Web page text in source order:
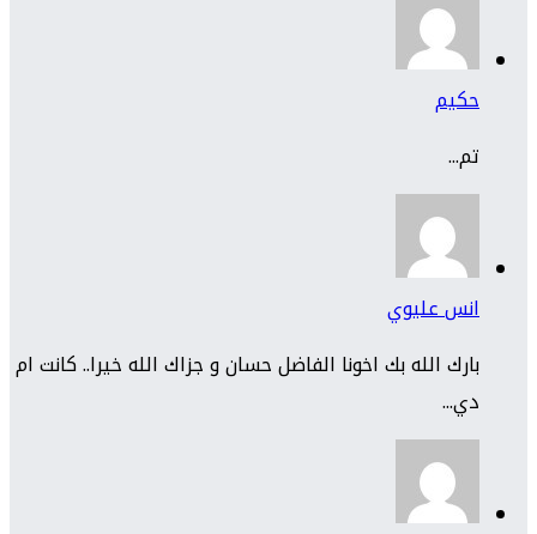
حكيم
تم...
انس عليوي
بارك الله بك اخونا الفاضل حسان و جزاك الله خيرا.. كانت ام
دي...